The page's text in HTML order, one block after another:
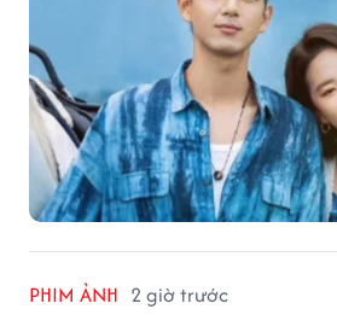
PHIM ẢNH 2 giờ trước